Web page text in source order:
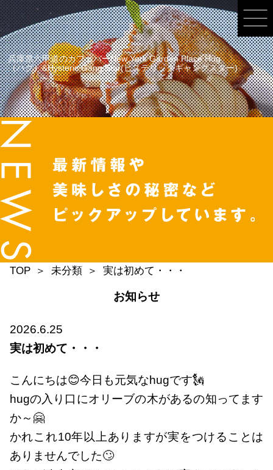
兵庫県六甲道のカフェバーNew York Garden Place Hug
（ハグ）&Hysteric Gang Star(ヒステリックギャングスター)
TOP 未分類 実は初めて・・・
お知らせ
2026.6.25
実は初めて・・・
こんにちは😊今日も元気なhugです🗽
hugの入り口にオリーブの木があるの知ってます
か～🤗
かれこれ10年以上ありますが実をつけることは
ありませんでした🙄